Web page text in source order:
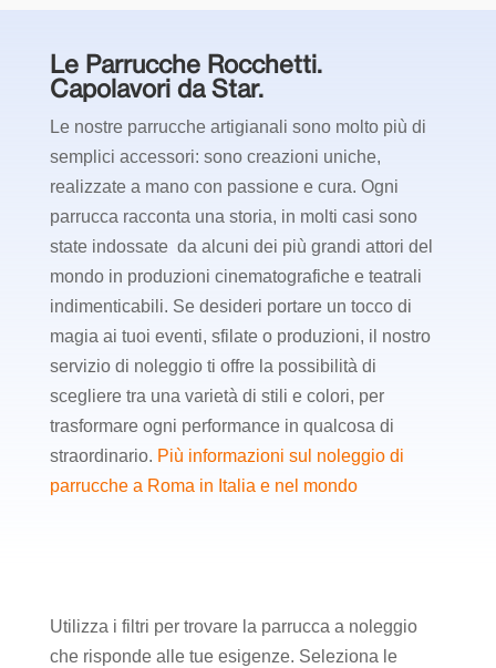
Le Parrucche Rocchetti.
Capolavori da Star.
Le nostre parrucche artigianali sono molto più di
semplici accessori: sono creazioni uniche,
realizzate a mano con passione e cura. Ogni
parrucca racconta una storia, in molti casi sono
state indossate da alcuni dei più grandi attori del
mondo in produzioni cinematografiche e teatrali
indimenticabili. Se desideri portare un tocco di
magia ai tuoi eventi, sfilate o produzioni, il nostro
servizio di noleggio ti offre la possibilità di
scegliere tra una varietà di stili e colori, per
trasformare ogni performance in qualcosa di
straordinario. Più informazioni sul noleggio di
parrucche a Roma in Italia e nel mondo
Utilizza i filtri per trovare la parrucca a noleggio
che risponde alle tue esigenze. Seleziona le